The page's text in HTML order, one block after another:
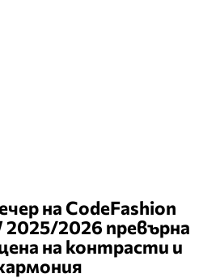
на CodeFashion
2025/2026 превърна
на контрасти и